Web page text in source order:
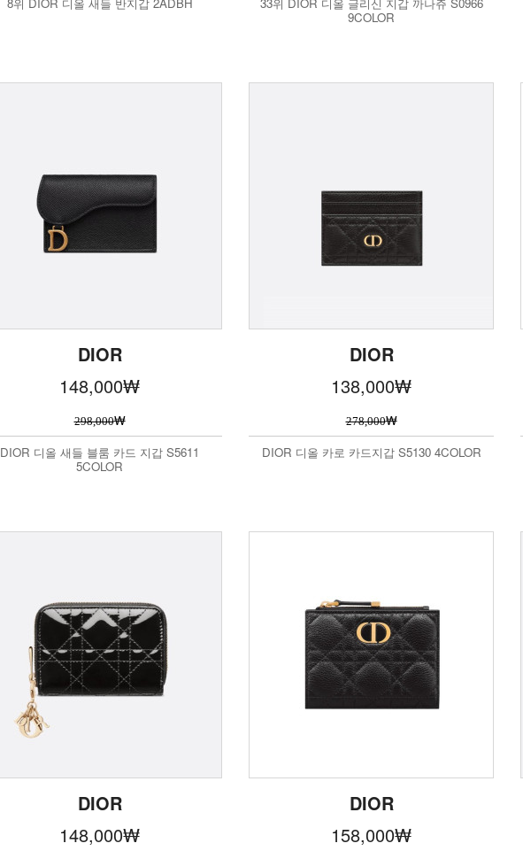
9COLOR
DIOR
148,000₩
298,000₩
DIOR 디올 새들 블룸 카드 지갑 S5611
5COLOR
DIOR
138,000₩
278,000₩
DIOR 디올 카로 카드지갑 S5130 4COLOR
DIOR
148,000₩
DIOR
158,000₩